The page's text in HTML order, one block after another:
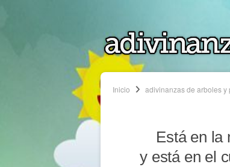
Inicio adivinanzas de arboles y
Está en la
y está en el